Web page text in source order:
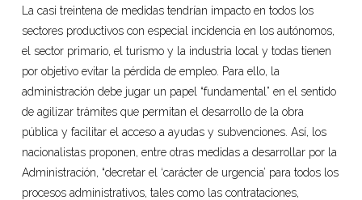
La casi treintena de medidas tendrían impacto en todos los
sectores productivos con especial incidencia en los autónomos,
el sector primario, el turismo y la industria local y todas tienen
por objetivo evitar la pérdida de empleo. Para ello, la
administración debe jugar un papel “fundamental” en el sentido
de agilizar trámites que permitan el desarrollo de la obra
pública y facilitar el acceso a ayudas y subvenciones. Así, los
nacionalistas proponen, entre otras medidas a desarrollar por la
Administración, “decretar el ‘carácter de urgencia’ para todos los
procesos administrativos, tales como las contrataciones,